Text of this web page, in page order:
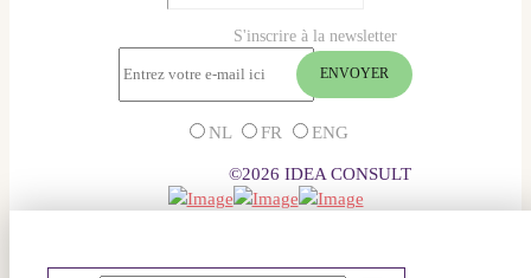
S'inscrire à la newsletter
NL FR ENG
©2026 IDEA CONSULT